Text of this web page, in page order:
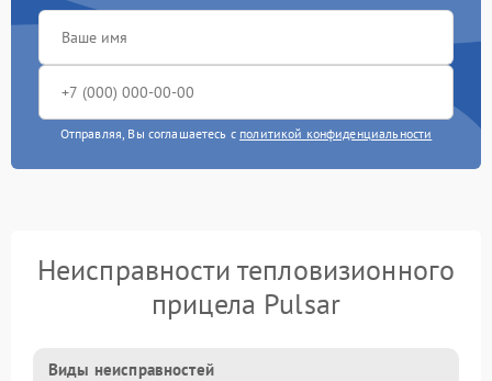
Отправляя, Вы соглашаетесь с политикой конфиденциальности
Неисправности тепловизионного
прицела Pulsar
Виды неисправностей